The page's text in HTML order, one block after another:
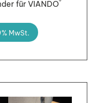
für VIANDO®
MwSt.